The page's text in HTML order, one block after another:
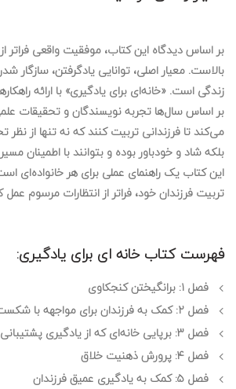
بر اساس دیدگاه این کتاب، موفقیت واقعی فراتر
بالاست. معیار اصلی، توانایی یادگرفتن،سازگار
زندگی است. «خانه‌ای برای یادگیری» با ارائه
بر اساس سال‌ها تجربه نویسندگان و تحقیقات
می‌کند تا فرزندانی تربیت کنند که نه تنها از
بلکهشاد و خودباور بوده و بتوانند با اطمینان
این کتاب یک راهنمای عملی برای هر خانواده‌ای
تربیت فرزندان خود، فراتر از انتظارات مرسوم عمل
فهرست کتاب خانه ای برای یادگیری:
فصل ۱: برانگیختن کنجکاوی
فصل ۲: کمک به فرزندان برای مواجهه با شکست (و موفقیت)
فصل ۳: برپایی خانه‌ای که از یادگیری پشتیبانی کند
فصل ۴: پرورش ذهنیت خلاق
فصل ۵: کمک به یادگیری عمیق فرزندان